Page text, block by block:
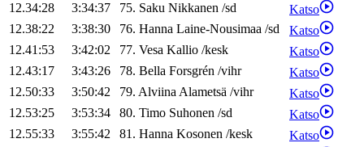
12.34:28
3:34:37 75. Saku Nikkanen /sd
Katso
12.38:22
3:38:30 76. Hanna Laine-Nousimaa /sd
Katso
12.41:53
3:42:02 77. Vesa Kallio /kesk
Katso
12.43:17
3:43:26 78. Bella Forsgrén /vihr
Katso
12.50:33
3:50:42 79. AlviinaAlametsä /vihr
Katso
12.53:25
3:53:34 80. Timo Suhonen /sd
Katso
12.55:33
3:55:42 81. Hanna Kosonen /kesk
Katso